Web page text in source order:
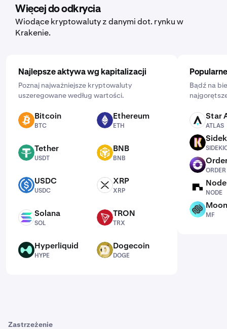
Więcej do odkrycia
Wiodące kryptowaluty z danymi dot. rynku w
Krakenie.
Najlepsze aktywa wg kapitalizacji
Poznaj najważniejsze kryptowaluty
uszeregowane według wartości.
BTC Bitcoin
BTC
ETH Ethereum
ETH
USDT Tether
USDT
BNB BNB
BNB
USDC USDC
USDC
XRP XRP
XRP
SOL Solana
SOL
TRX TRON
TRX
HYPE Hyperliquid
HYPE
DOGE Dogecoin
DOGE
Bądź na
ATLAS Star
ATLAS
SIDEKICK
ORDER
ORDER
NODE
NODE
MF
MF
Zastrzeżenie